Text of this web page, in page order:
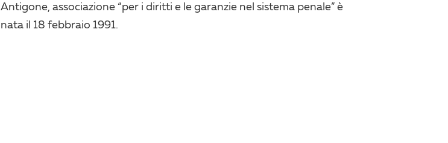
Antigone, associazione “per i diritti e le garanzie nel sistema penale” è
nata il 18 febbraio 1991.